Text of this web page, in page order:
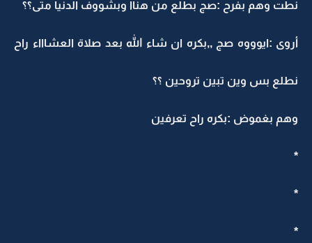
نطت وهم بفرح :صج بطلع من هناا وبشووف الدنيا متى؟؟
أروى :ايوووه صج ,,بكره ان شاء الله بعد صلاة العشاااء راح
نطلع بس وين تبين تروحين ؟؟
وهم بغموض :بكره راح تعرفين
*
*
*